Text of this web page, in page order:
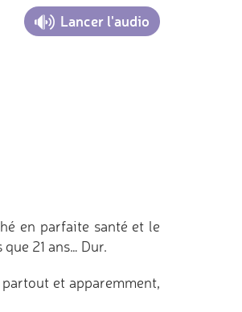
Lancer l'audio
en parfaite santé et le
21 ans… Dur.
et apparemment,